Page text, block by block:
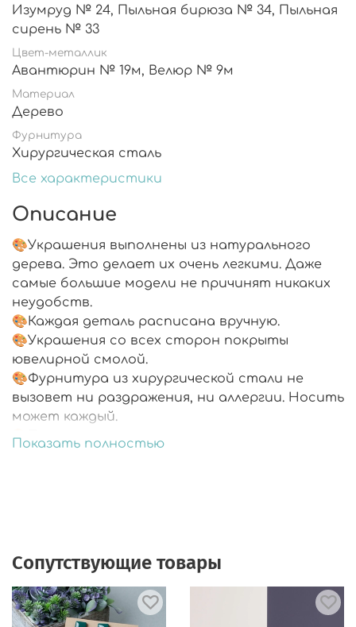
Изумруд № 24, Пыльная бирюза № 34, Пыльная
сирень № 33
Цвет-металлик
Авантюрин № 19м, Велюр № 9м
Материал
Дерево
Фурнитура
Хирургическая сталь
Все характеристики
Описание
🎨Украшения выполнены из натурального
дерева. Это делает их очень легкими. Даже
самые большие модели не причинят никаких
неудобств.
🎨Каждая деталь расписана вручную.
🎨Украшения со всех сторон покрыты
ювелирной смолой.
🎨Фурнитура из хирургической стали не
вызовет ни раздражения, ни аллергии. Носить
может каждый.
🎨Подарочная упаковка.
Показать полностью
Сопутствующие товары